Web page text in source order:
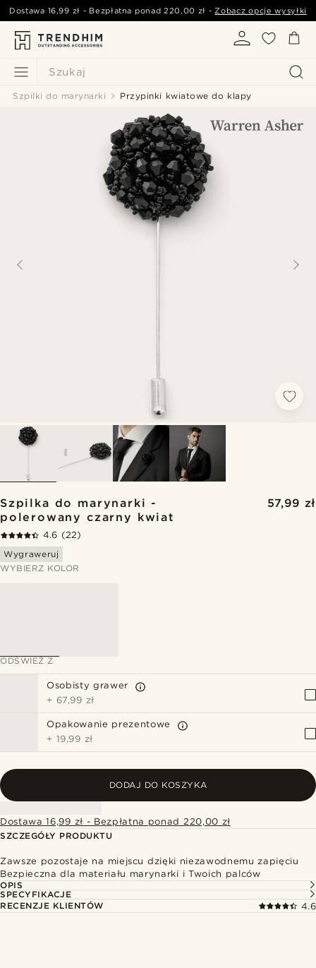
Szukaj
Dostawa 16,99 zł - Bezpłatna ponad220,00 zł -Zobacz opcje wysyłki
Szpilki do marynarki Przypinki kwiatowe do klapy
Szpilka do marynarki -
polerowany czarny kwiat
57,99 zł
4.6 (22)
Wygraweruj
WYBIERZ KOLOR
ODŚWIEŻ Z
Osobisty grawer
+ 67,99 zł
Opakowanie prezentowe
+ 19,99 zł
DODAJ DO KOSZYKA
Dostawa 16,99 zł - Bezpłatna ponad 220,00 zł
SZCZEGÓŁY PRODUKTU
Zawsze pozostaje na miejscu dzięki niezawodnemu zapięciu
Bezpieczna dla materiału marynarki i Twoich palców
OPIS
SPECYFIKACJE
RECENZJE KLIENTÓW
4.6